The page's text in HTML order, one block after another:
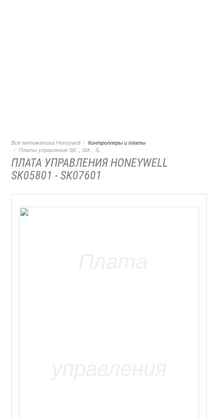
Вся автоматика Honeywell
Контроллеры и платы
Платы управления SK.., SM.., S..
ПЛАТА УПРАВЛЕНИЯ HONEYWELL
SK05801 - SK07601